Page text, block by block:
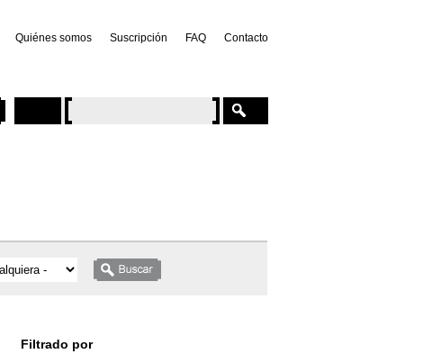
Quiénes somos Suscripción FAQ Contacto
Filtrado por